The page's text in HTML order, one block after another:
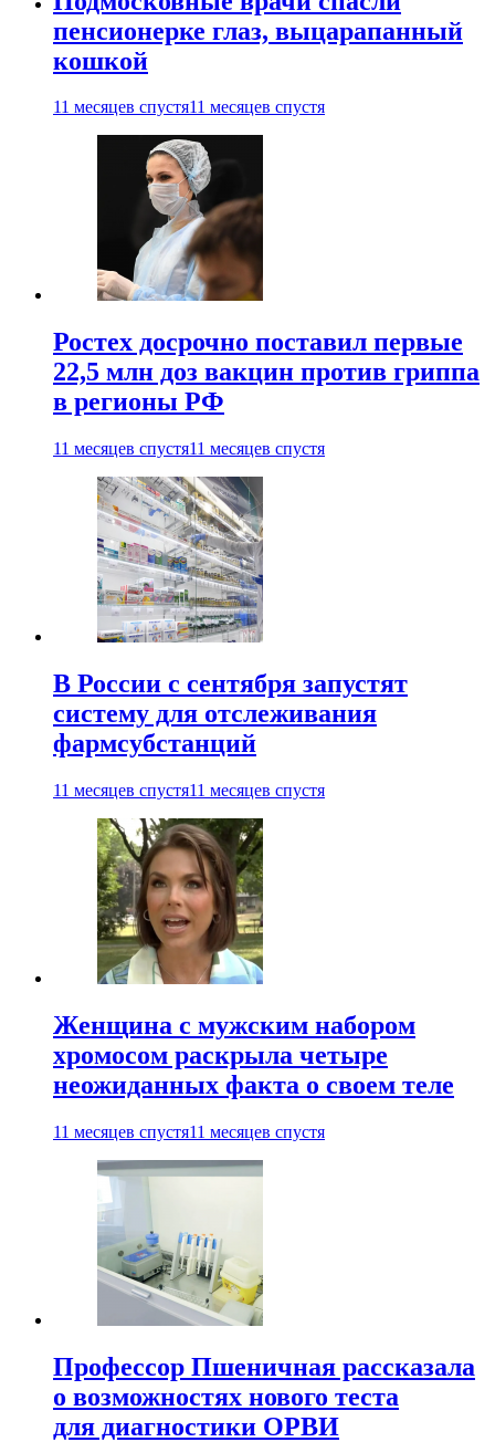
пенсионерке глаз, выцарапанный
кошкой
11 месяцев спустя11 месяцев спустя
Ростех досрочно поставил первые
22,5 млн доз вакцин против гриппа
в регионы РФ
11 месяцев спустя11 месяцев спустя
В России с сентября запустят
систему для отслеживания
фармсубстанций
11 месяцев спустя11 месяцев спустя
Женщина с мужским набором
хромосом раскрыла четыре
неожиданных факта о своем теле
11 месяцев спустя11 месяцев спустя
Профессор Пшеничная рассказала
о возможностях нового теста
для диагностики ОРВИ